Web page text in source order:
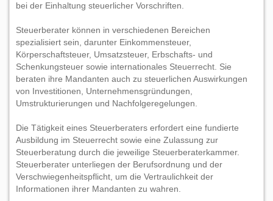
bei der Einhaltung steuerlicher Vorschriften.
Steuerberater können in verschiedenen Bereichen
spezialisiert sein, darunter Einkommensteuer,
Körperschaftsteuer, Umsatzsteuer, Erbschafts- und
Schenkungsteuer sowie internationales Steuerrecht. Sie
beraten ihre Mandanten auch zu steuerlichen Auswirkungen
von Investitionen, Unternehmensgründungen,
Umstrukturierungen und Nachfolgeregelungen.
Die Tätigkeit eines Steuerberaters erfordert eine fundierte
Ausbildung im Steuerrecht sowie eine Zulassung zur
Steuerberatung durch die jeweilige Steuerberaterkammer.
Steuerberater unterliegen der Berufsordnung und der
Verschwiegenheitspflicht, um die Vertraulichkeit der
Informationen ihrer Mandanten zu wahren.